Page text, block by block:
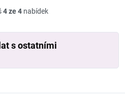
4 ze 4 nabídek
s ostatními